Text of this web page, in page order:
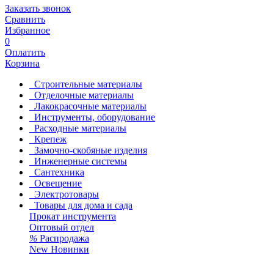
Заказать звонок
Сравнить
Избранное
0
Оплатить
Корзина
Строительные материалы
Отделочные материалы
Лакокрасочные материалы
Инструменты, оборудование
Расходные материалы
Крепеж
Замочно-скобяные изделия
Инженерные системы
Сантехника
Освещение
Электротовары
Товары для дома и сада
Прокат инструмента
Оптовый отдел
% Распродажа
New Новинки